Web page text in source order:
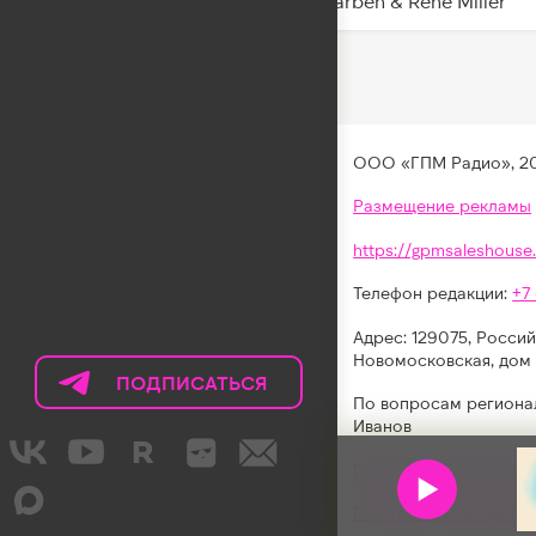
ПОДПИСАТЬСЯ
НА
LIKE
ООО «ГПМ Радио»,
Размещение рекламы
https://
Телефон редакции:+7
Адрес: 129075,
Новомосковская, дом
По вопросам
Иванов
Правила участия в
Политика